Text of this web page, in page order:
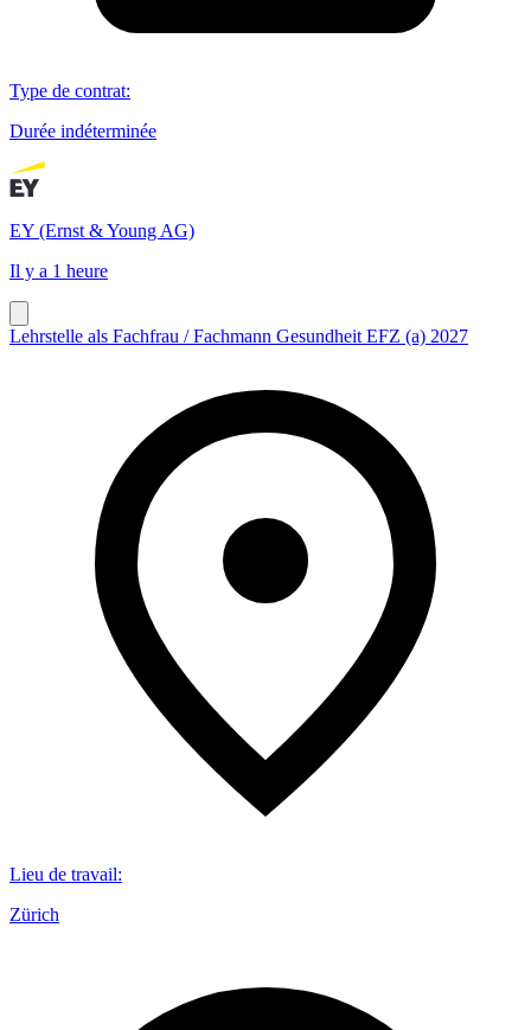
Type de contrat:
Durée indéterminée
EY (Ernst & Young AG)
Il y a 1 heure
Lehrstelle als Fachfrau / Fachmann Gesundheit EFZ (a) 2027
Lieu de travail:
Zürich